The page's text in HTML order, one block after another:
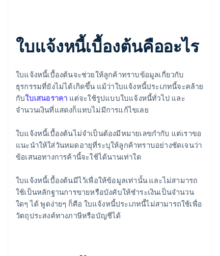
ใบแจ้งหนี้เบื้องต้นคืออะไร
ใบแจ้งหนี้เบื้องต้นจะช่วยให้ลูกค้าทราบข้อมูลเกี่ยวกับ
ธุรกรรมที่ยังไม่ได้เกิดขึ้น แม้ว่าใบแจ้งหนี้ประเภทนี้จะคล้าย
กับใบเสนอราคา แต่จะใช้รูปแบบใบแจ้งหนี้ทั่วไป และ
จำนวนเงินที่แสดงก็แทบไม่มีการแก้ไขเลย
ใบแจ้งหนี้เบื้องต้นไม่จำเป็นต้องมีหมายเลขกำกับ แต่เราขอ
แนะนำให้ใส่วันหมดอายุที่ระบุให้ลูกค้าทราบอย่างชัดเจนว่า
ข้อเสนอทางการค้านี้จะใช้ได้นานเท่าใด
ใบแจ้งหนี้เบื้องต้นมีไว้เพื่อให้ข้อมูลเท่านั้น และไม่สามารถ
ใช้เป็นหลักฐานการขายหรือบังคับให้ชำระเงินเป็นจำนวน
ใดๆ ได้ พูดง่ายๆ ก็คือ ใบแจ้งหนี้ประเภทนี้ไม่สามารถใช้เพื่อ
วัตถุประสงค์ทางภาษีหรือบัญชีได้